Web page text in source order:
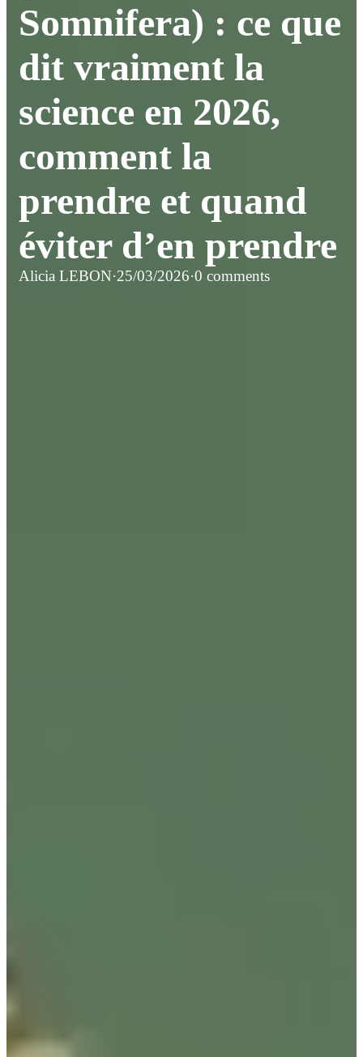
Somnifera) : ce que
dit vraiment la
science en 2026,
comment la
prendre et quand
éviter d’en prendre
Alicia LEBON·25/03/2026·0 comments